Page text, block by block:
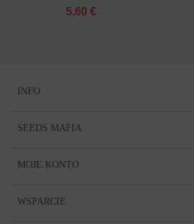
FEMINIZOWANY
5.60 €
INFO
SEEDS MAFIA
MOJE KONTO
WSPARCIE